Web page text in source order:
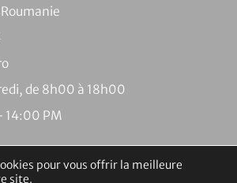
de 8h00 à 18h00
14:00 PM
pour vous offrir la meilleure
site.